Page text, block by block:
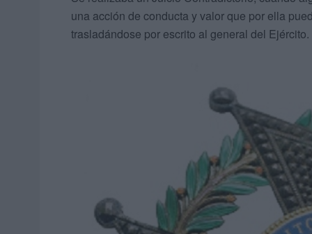
una acción de conducta y valor que por ella
trasladándose por escrito al general del Ejército.